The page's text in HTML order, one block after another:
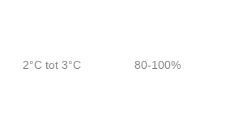
2°C tot 3°C 80-100%